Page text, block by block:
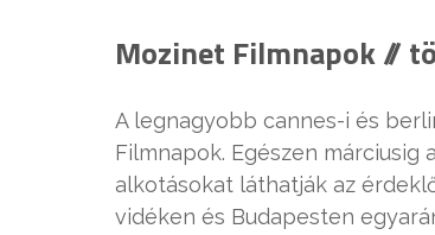
Mozinet Filmnapok //
A legnagyobb cannes-i és
Filmnapok. Egészen
alkotásokat láthatják az
vidéken és Budapesten